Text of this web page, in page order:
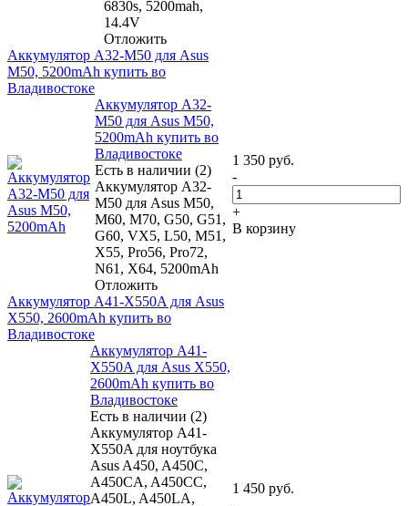
6830s, 5200mah,
14.4V
Отложить
Аккумулятор A32-M50 для Asus
M50, 5200mAh купить во
Владивостоке
Аккумулятор A32-
M50 для Asus M50,
5200mAh купить во
Владивостоке
Есть в наличии (2)
Аккумулятор A32-
M50 для Asus M50,
M60, M70, G50, G51,
G60, VX5, L50, M51,
X55, Pro56, Pro72,
N61, X64, 5200mAh
Отложить
1 350 руб.
-
+
В корзину
Аккумулятор A41-X550A для Asus
X550, 2600mAh купить во
Владивостоке
Аккумулятор A41-
X550A для Asus X550,
2600mAh купить во
Владивостоке
Есть в наличии (2)
Аккумулятор A41-
X550A для ноутбука
Asus A450, A450C,
A450CA, A450CC,
A450L, A450LA,
1 450 руб.